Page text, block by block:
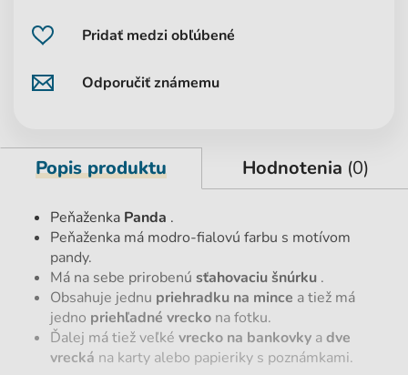
Pridať medzi obľúbené
Odporučiť známemu
Popis produktu Hodnotenia (0)
Peňaženka Panda .
Peňaženka má modro-fialovú farbu s motívom
pandy.
Má na sebe prirobenú sťahovaciu šnúrku .
Obsahuje jednu priehradku na mince a tiež má
jedno priehľadné vrecko na fotku.
Ďalej má tiež veľké vrecko na bankovky adve
vrecká na karty alebo papieriky s poznámkami.